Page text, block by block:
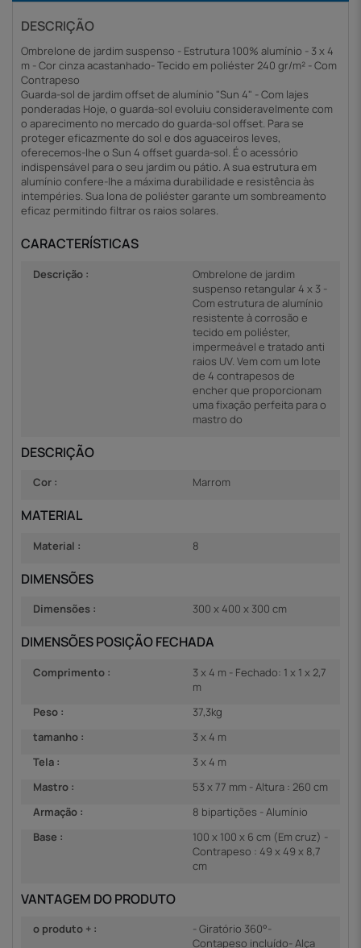
DESCRIÇÃO
Ombrelone de jardim suspenso - Estrutura 100% alumínio - 3 x 4
m - Cor cinza acastanhado- Tecido em poliéster 240 gr/m² - Com
Contrapeso
Guarda-sol de jardim offset de alumínio "Sun 4" - Com lajes
ponderadas Hoje, o guarda-sol evoluiu consideravelmente com
o aparecimento no mercado do guarda-sol offset. Para se
proteger eficazmente do sol e dos aguaceiros leves,
oferecemos-lhe o Sun 4 offset guarda-sol. É o acessório
indispensável para o seu jardim ou pátio. A sua estrutura em
alumínio confere-lhe a máxima durabilidade e resistência às
intempéries. Sua lona de poliéster garante um sombreamento
eficaz permitindo filtrar os raios solares.
CARACTERÍSTICAS
Descrição :
Ombrelone de jardim
suspenso retangular 4 x 3 -
Com estrutura de alumínio
resistente à corrosão e
tecido em poliéster,
impermeável e tratado anti
raios UV. Vem com um lote
de 4 contrapesos de
encher que proporcionam
uma fixação perfeita para o
mastro do
DESCRIÇÃO
Cor : Marrom
MATERIAL
Material : 8
DIMENSÕES
Dimensões : 300 x 400 x 300 cm
DIMENSÕES POSIÇÃO FECHADA
Comprimento :
3 x 4 m - Fechado: 1 x 1 x 2,7
m
Peso :
37,3kg
tamanho :
3 x 4 m
Tela :
3 x 4 m
Mastro :
53 x 77 mm - Altura : 260 cm
Armação :
8 bipartições - Alumínio
Base :
100 x 100 x 6 cm (Em cruz) -
Contrapeso : 49 x 49 x 8,7
cm
VANTAGEM DO PRODUTO
o produto + :
- Giratório 360°-
Contapeso incluído- Alça